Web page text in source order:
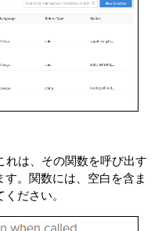
れは、その関数を呼び出す
。関数には、空白を含ま
ださい。